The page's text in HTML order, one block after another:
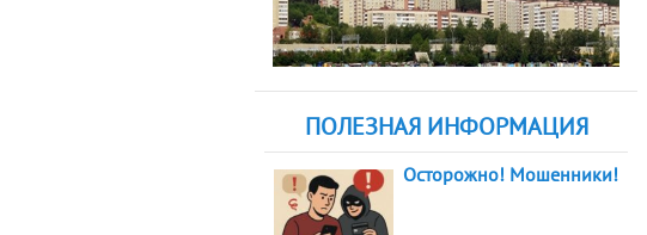
ПОЛЕЗНАЯ ИНФОРМАЦИЯ
Осторожно! Мошенники!